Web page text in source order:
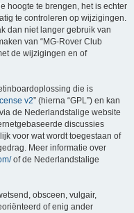
hoogte te brengen, het is echter
te controleren op wijzigingen.
dan niet langer gebruik van
van “MG-Rover Club
de wijzigingen en of
die is
v2” (hierna “GPL”) en kan
de Nederlandstalige website
discussies
voor wat wordt toegestaan of
Meer informatie over
of de Nederlandstalige
obsceen, vulgair,
of enig ander